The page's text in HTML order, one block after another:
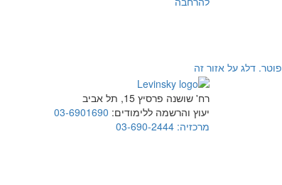
פוטר. דלג על אזור זה
רח' שושנה פרסיץ 15, תל אביב
יעוץ והרשמה ללימודים: 03-6901690
מרכזיה: 03-690-2444